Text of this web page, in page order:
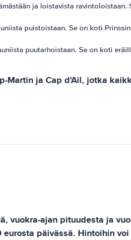
ja loistavista
puistoistaan. Se on koti
puutarhoistaan. Se on koti
Martin ja Cap d'Ail, jotka
vuokra-ajan pituudesta ja
päivässä. Hintoihin